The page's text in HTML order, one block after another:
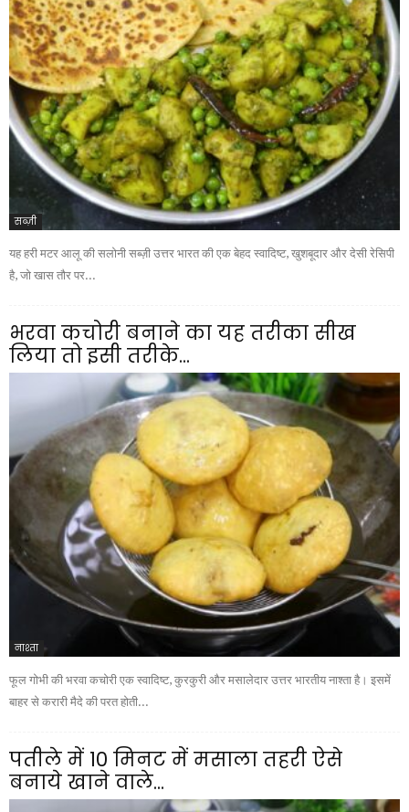
सब्ज़ी
यह हरी मटर आलू की सलोनी सब्ज़ी उत्तर भारत की एक बेहद स्वादिष्ट, खुशबूदार और देसी रेसिपी
है, जो खास तौर पर...
भरवा कचोरी बनाने का यह तरीका सीख
लिया तो इसी तरीके...
नाश्ता
फूल गोभी की भरवा कचोरी एक स्वादिष्ट, कुरकुरी और मसालेदार उत्तर भारतीय नाश्ता है। इसमें
बाहर से करारी मैदे की परत होती...
पतीले में 10 मिनट में मसाला तहरी ऐसे
बनाये खाने वाले...